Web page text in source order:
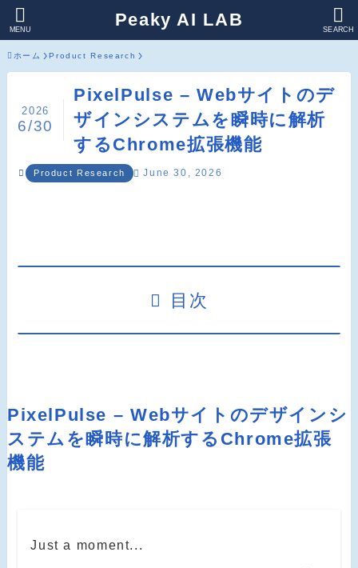
Peaky AI LAB SEARCH
MENU
ホーム Product Research
PixelPulse – Webサイトのデ
ザインシステムを瞬時に解析
するChrome拡張機能
2026
6/30
Product Research June 30, 2026
目次
PixelPulse – Webサイトのデザインシ
ステムを瞬時に解析するChrome拡張
機能
Just a moment...